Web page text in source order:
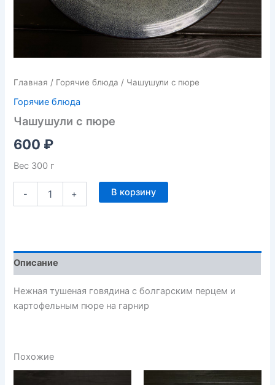
Главная / Горячие блюда / Чашушули с пюре
Горячие блюда
Чашушули с пюре
600 ₽
Вес 300 г
- + В корзину
Описание
Нежная тушеная говядина с болгарским перцем и
картофельным пюре на гарнир
Похожие